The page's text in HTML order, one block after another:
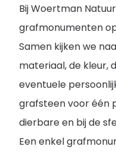
Bij Woertman
grafmonumenten
Samen kijken we
materiaal, de kleur,
eventuele
grafsteen voor één
dierbare en bij de
Een enkel